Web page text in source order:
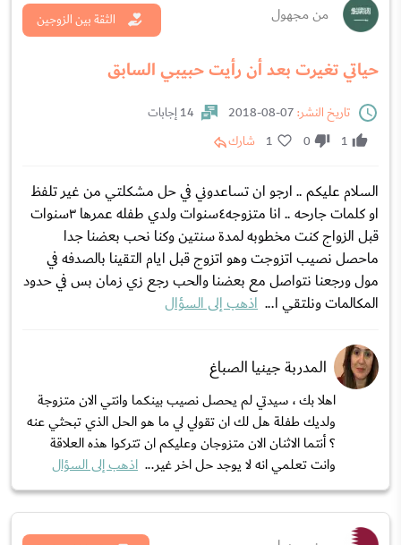
من مجهول
حياتي تغيرت بعد أن رأيت حبيبي السابق
الثقة بين الزوجين
تاريخ النشر:
14 إجابات
1
0
1 شارك
السلام عليكم .. ارجو ان تساعدوني في حل مشكلتي من غير تلفظ
او كلمات جارحه .. انا متزوجه٤سنوات ولدي طفله عمرها ٣سنوات
قبل الزواج كنت مخطوبه لمدة سنتين وكنا نحب بعضنا جدا
ماحصل نصيب اتزوجت وهو اتزوج قبل ايام التقينا بالصدفه في
مول ورجعنا نتواصل مع بعضنا والحب رجع زي زمان بس في حدود
المكالمات ونلتقي ا... اذهب إلى السؤال
المدربة جينيا الصباغ
اهلا بك ، سيدتي لم يحصل نصيب بينكما وانتي الان متزوجة
ولديك طفلة هل لك ان تقولي لي ما هو الحل الذي تبحثي عنه
؟ أنتما الاثنان الان متزوجان وعليكم ان تتركوا هذه العلاقة
وانت تعلمي انه لا يوجد حل اخر غير... اذهب إلى السؤال